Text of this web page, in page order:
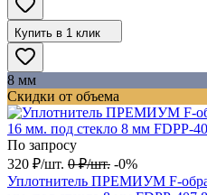
Купить в 1 клик
8 мм
Скидки от объема
По запросу
320 ₽/шт. 0 ₽/шт. -0%
Уплотнитель ПРЕМИУМ F-